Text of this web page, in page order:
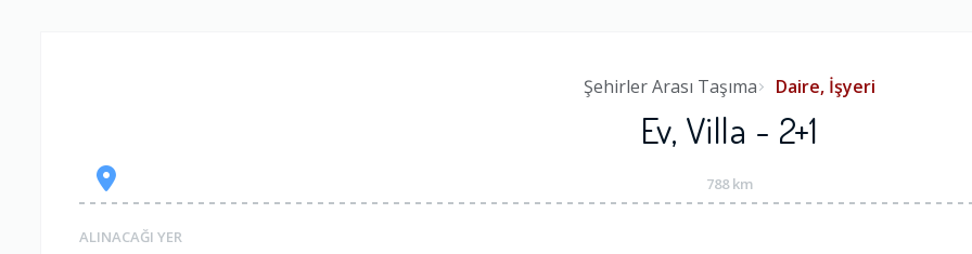
Şehirler Arası Taşıma Daire, İşyeri
Ev, Villa - 2+1
788 km
ALINACAĞI YER